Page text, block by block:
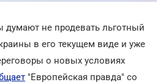
думают не продевать льготный
в его текущем виде и уже
о новых условиях
"Европейская правда" со